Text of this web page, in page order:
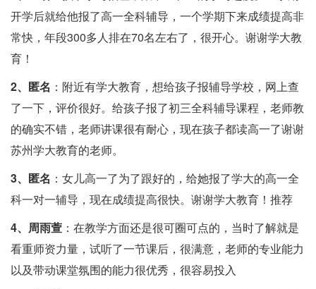
开学后就给他报了高一全科辅导，一个学期下来成绩提高非
常快，年段300多人排在70名左右了，很开心。谢谢学大教
育！
2、匿名 ：附近有学大教育，想给孩子报辅导学校，网上查
了一下，评价很好。给孩子报了初三全科辅导课程，老师教
的确实不错，老师讲课很有耐心，现在孩子都读高一了谢谢
苏州学大教育的老师。
3、匿名 ：女儿高一了为了跟好的，给她报了学大的高一全
科一对一辅导，现在成绩提高很快。谢谢学大教育！推荐
4、周雨萱 ：在教学方面还是很可圈可点的，当时了解就是
看重师资力量，试听了一节课后，很满意，老师的专业能力
以及带动课堂氛围的能力很优秀，很容易投入